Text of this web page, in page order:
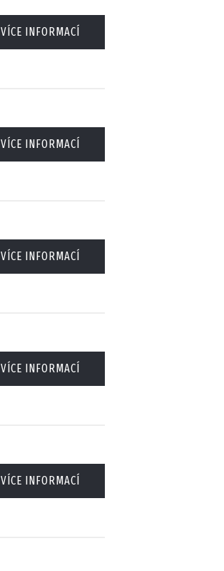
VÍCE INFORMACÍ
VÍCE INFORMACÍ
VÍCE INFORMACÍ
VÍCE INFORMACÍ
VÍCE INFORMACÍ